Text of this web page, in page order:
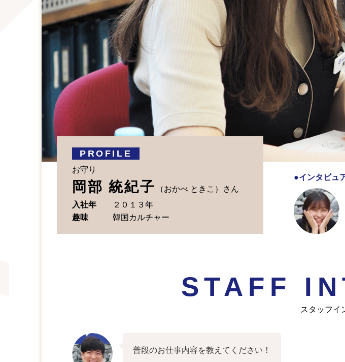
PROFILE
お守り
岡部 統紀子
（おかべ ときこ）さん
入社年
２０１３年
趣味
韓国カルチャー
●インタビュ
STAFF
スタッフイ
普段のお仕事内容を教えてください！